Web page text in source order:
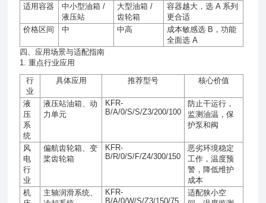
适用容器 中小型油箱 /
液压站
大型油箱 /
齿轮箱
容器越大，选 A 系列
更合适
价格区间
中 中高 成本敏感选 B ，功能
全面选 A
四、应用场景与适配指南
1. 重点行业应用
行
业
具体应用 推荐型号 核心价值
液
压
系
统
液压站油箱、动
力单元
KFR-
B/A/0/S/S/Z3/200/100
防止干运行，
监测油温，保
护泵和阀
风
电
行
业
偏航齿轮箱、变
桨齿轮箱
KFR-
B/R/0/S/F/Z4/300/150
恶劣环境稳定
工作，温度预
警，降低维护
成本
机
主轴润滑系统、
KFR-
B/A/0/W/S/Z3/150/75
适配狭小空